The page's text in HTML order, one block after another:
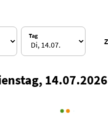
Tag
14.07.2026